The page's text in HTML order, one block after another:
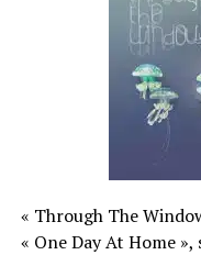
« Through The
« One Day At Home